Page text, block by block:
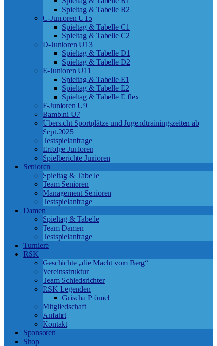
Spieltag & Tabelle B2
C-Junioren U15
Spieltag & Tabelle C1
Spieltag & Tabelle C2
D-Junioren U13
Spieltag & Tabelle D1
Spieltag & Tabelle D2
E-Junioren U11
Spieltag & Tabelle E1
Spieltag & Tabelle E2
Spieltag & Tabelle E flex
F-Junioren U9
Bambini U7
Übersicht Sportplätze und Jugendtrainingszeiten ab
Sept.2025
Testspielanfrage
Erfolge Junioren
Spielberichte Junioren
Senioren
Spieltag & Tabelle
Team Senioren
Management Senioren
Testspielanfrage
Damen
Spieltag & Tabelle
Team Damen
Testspielanfrage
Turniere
RSK
Geschichte „die Macht vom Berg“
Vereinsstruktur
Team Schiedsrichter
RSK Legenden
Grischa Prömel
Mitgliedschaft
Anfahrt
Kontakt
Sponsoren
Shop